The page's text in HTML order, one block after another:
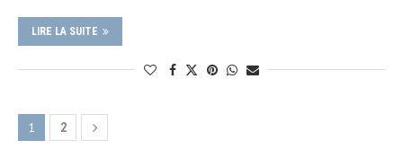
LIRE LA SUITE
1 2